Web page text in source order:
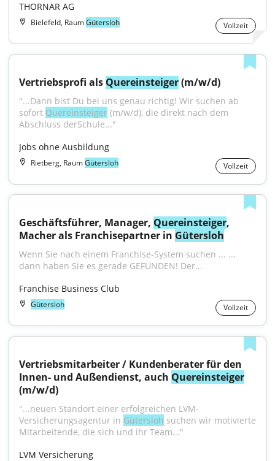
THORNAR AG
Bielefeld, RaumGütersloh Vollzeit
Vertriebsprofi als Quereinsteiger (m/w/d)
"...Dann bist Du bei uns genau richtig! Wir suchen ab
sofort Quereinsteiger (m/w/d), die direkt nach dem
Abschluss derSchule..."
Jobs ohne Ausbildung
Rietberg, RaumGütersloh Vollzeit
Geschäftsführer, Manager, Quereinsteiger,
Macher als Franchisepartner in Gütersloh
Wenn Sie nach einem Franchise-System suchen ... ...
dann haben Sie es gerade GEFUNDEN! Der...
Franchise Business Club
Gütersloh Vollzeit
Vertriebsmitarbeiter / Kundenberater für den
Innen- und Außendienst, auch Quereinsteiger
(m/w/d)
"...neuen Standort einer erfolgreichen LVM-
Versicherungsagentur in Gütersloh suchen wir motivierte
Mitarbeitende, die sich und ihr Team..."
LVM Versicherung